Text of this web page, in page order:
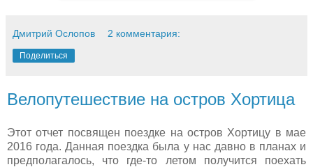
Дмитрий Ослопов 2 комментария:
Поделиться
Велопутешествие на остров Хортица
Этот отчет посвящен поездке на остров Хортицу в мае
2016 года. Данная поездка была у нас давно в планах и
предполагалось, что где-то летом получится поехать